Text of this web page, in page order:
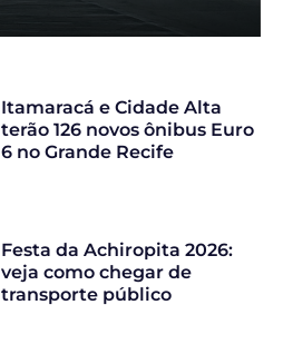
Itamaracá e Cidade Alta
terão 126 novos ônibus Euro
6 no Grande Recife
Festa da Achiropita 2026:
veja como chegar de
transporte público